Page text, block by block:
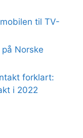
til TV-
Norske
forklart:
i 2022